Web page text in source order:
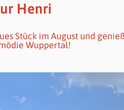
Henri
Stück im August und
Wuppertal!